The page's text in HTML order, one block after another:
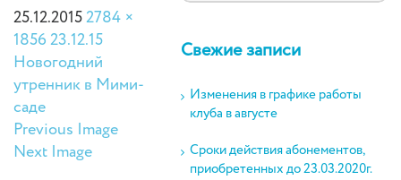
25.12.20152784 ×
185623.12.15
Новогодний
утренник в Мими-
саде
Previous Image
Next Image
Свежие записи
Изменения в графике работы
клуба в августе
Сроки действия абонементов,
приобретенных до 23.03.2020г.